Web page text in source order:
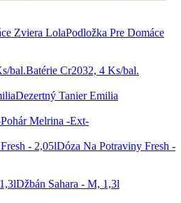
Podložka Pre Domáce
Batérie Cr2032, 4 Ks/bal.
Dezertný Tanier Emilia
Pohár Melrina -Ext-
Dóza Na Potraviny Fresh -
Džbán Sahara - M, 1,3l